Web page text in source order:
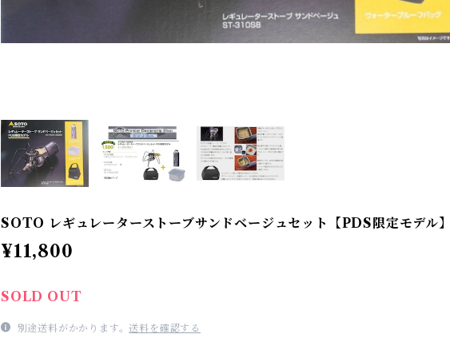
SOTO レギュレーターストーブサンドベージュセット【PDS限定モデル】
¥11,800
SOLD OUT
別途送料がかかります。送料を確認する